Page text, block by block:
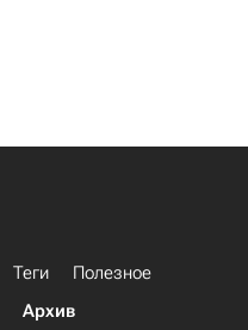
Теги
Полезное
Архив